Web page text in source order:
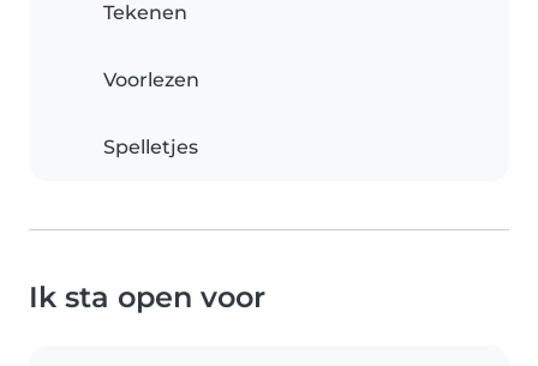
Tekenen
Voorlezen
Spelletjes
Ik sta open voor